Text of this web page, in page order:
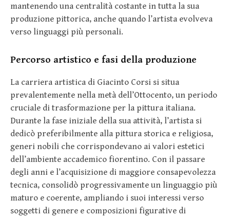
mantenendo una centralità costante in tutta la sua
produzione pittorica, anche quando l’artista evolveva
verso linguaggi più personali.
Percorso artistico e fasi della produzione
La carriera artistica di Giacinto Corsi si situa
prevalentemente nella metà dell’Ottocento, un periodo
cruciale di trasformazione per la pittura italiana.
Durante la fase iniziale della sua attività, l’artista si
dedicò preferibilmente alla pittura storica e religiosa,
generi nobili che corrispondevano ai valori estetici
dell’ambiente accademico fiorentino. Con il passare
degli anni e l’acquisizione di maggiore consapevolezza
tecnica, consolidò progressivamente un linguaggio più
maturo e coerente, ampliando i suoi interessi verso
soggetti di genere e composizioni figurative di